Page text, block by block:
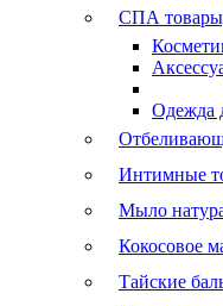
СПА товары,
Одежда
Интимные
Мыло
Кокосовое
Тайские